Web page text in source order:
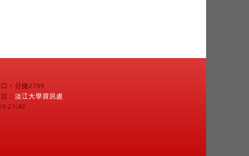
，分機2799
： 淡江大學資訊處